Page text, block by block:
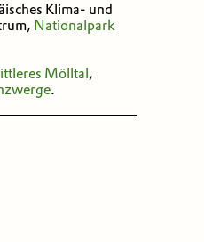
Klima- und
Nationalpark
Mölltal,
.